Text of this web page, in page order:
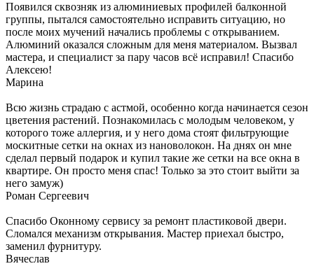
Появился сквозняк из алюминиевых профилей балконной
группы, пытался самостоятельно исправить ситуацию, но
после моих мучений начались проблемы с открыванием.
Алюминий оказался сложным для меня материалом. Вызвал
мастера, и специалист за пару часов всё исправил! Спасибо
Алексею!
Марина
Всю жизнь страдаю с астмой, особенно когда начинается сезон
цветения растений. Познакомилась с молодым человеком, у
которого тоже аллергия, и у него дома стоят фильтрующие
москитные сетки на окнах из нановолокон. На днях он мне
сделал первый подарок и купил такие же сетки на все окна в
квартире. Он просто меня спас! Только за это стоит выйти за
него замуж)
Роман Сергеевич
Спасибо Оконному сервису за ремонт пластиковой двери.
Сломался механизм открывания. Мастер приехал быстро,
заменил фурнитуру.
Вячеслав